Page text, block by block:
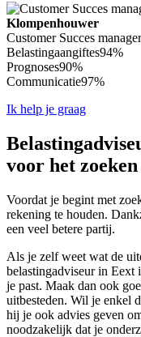
Klompenhouwer
Customer Succes
Belastingaangiftes94%
Prognoses90%
Communicatie97%
Ik help je graag
voor het zoeken
Voordat je begint met
rekening te houden.
een veel betere partij.
Als je zelf weet wat de
belastingadviseur in Eext
je past. Maak dan ook
uitbesteden. Wil je enkel
hij je ook advies geven
noodzakelijk dat je